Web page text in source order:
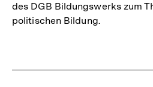
des DGB Bildungswerks zum
politischen Bildung.